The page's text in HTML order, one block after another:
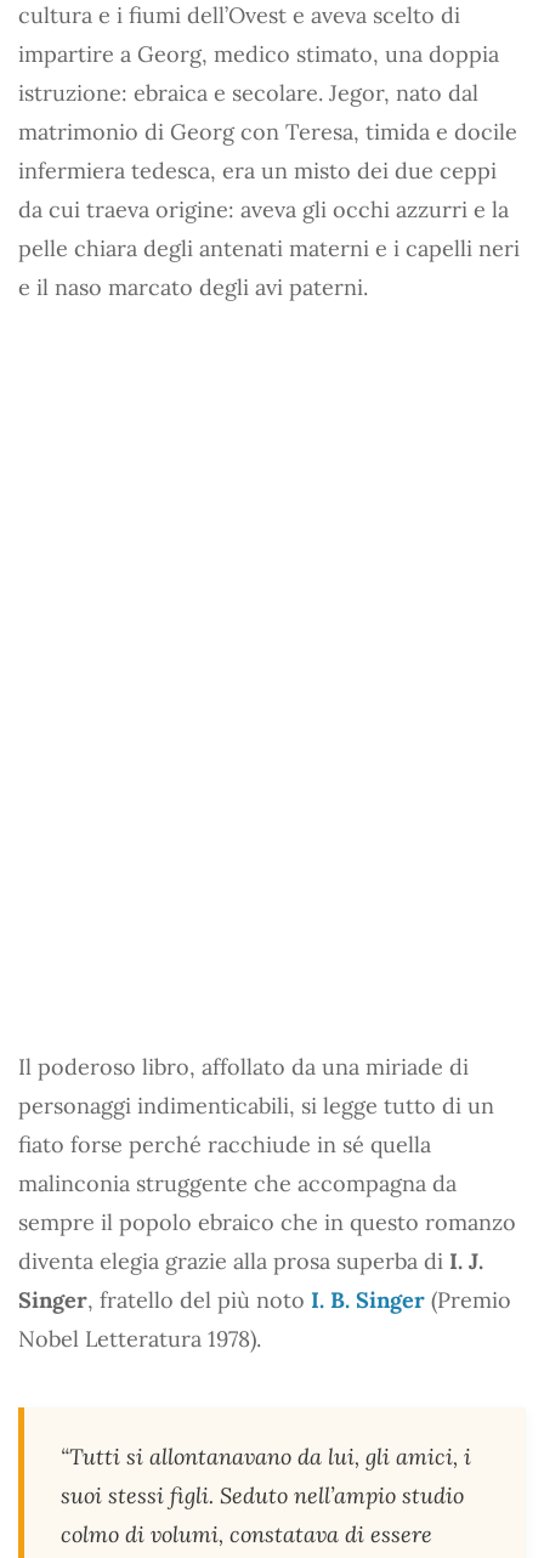
cultura e i fiumi dell’Ovest e aveva scelto di
impartire a Georg, medico stimato, una doppia
istruzione: ebraica e secolare. Jegor, nato dal
matrimonio di Georg con Teresa, timida e docile
infermiera tedesca, era un misto dei due ceppi
da cui traeva origine: aveva gli occhi azzurri e la
pelle chiara degli antenati materni e i capelli neri
e il naso marcato degli avi paterni.
Il poderoso libro, affollato da una miriade di
personaggi indimenticabili, si legge tutto di un
fiato forse perché racchiude in sé quella
malinconia struggente che accompagna da
sempre il popolo ebraico che in questo romanzo
diventa elegia grazie alla prosa superba di I. J.
Singer, fratello del più noto I. B. Singer (Premio
Nobel Letteratura 1978).
“Tutti si allontanavano da lui, gli amici, i
suoi stessi figli. Seduto nell’ampio studio
colmo di volumi, constatava di essere